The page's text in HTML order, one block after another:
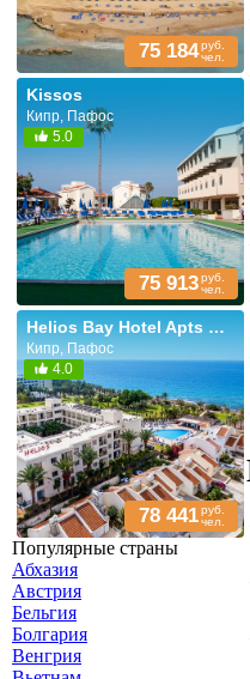
75 184руб.
чел.
Kissos
Кипр, Пафос
5.0
75 913руб.
чел.
Helios Bay Hotel Apts & Villas
Кипр, Пафос
4.0
78 441руб.
чел.
Популярные страны
Абхазия
Австрия
Бельгия
Болгария
Венгрия